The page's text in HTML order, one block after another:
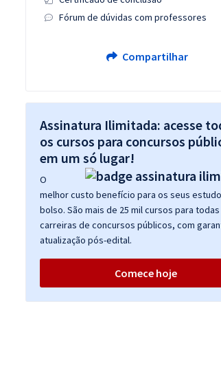
Fórum de dúvidas com professores
Compartilhar
Assinatura Ilimitada: acesse
os cursos para concursos
em um só lugar!
O
melhor custo benefício para os seus
bolso. São mais de 25 mil cursos para todas
carreiras de concursos públicos, com
atualização pós-edital.
Comece hoje